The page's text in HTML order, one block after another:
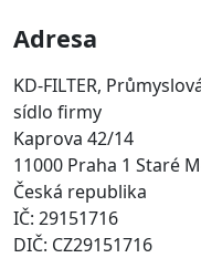
Adresa
KD-FILTER,
sídlo firmy
Kaprova 42/14
11000 Praha 1 Staré
Česká republika
IČ: 29151716
DIČ: CZ29151716